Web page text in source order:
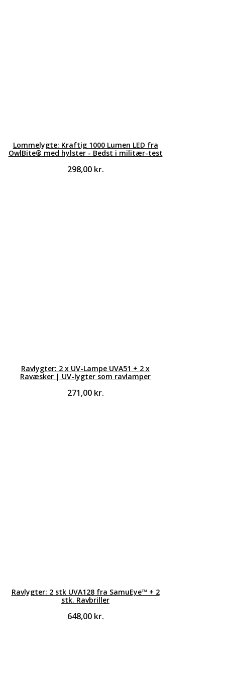
Lommelygte: Kraftig 1000 Lumen LED fra
OwlBite® med hylster - Bedst i militær-test
298,00 kr.
Ravlygter: 2 x UV-Lampe UVA51 + 2 x
Ravæsker | UV-lygter som ravlamper
271,00 kr.
Ravlygter: 2 stk UVA128 fra SamuEye™ + 2
stk. Ravbriller
648,00 kr.